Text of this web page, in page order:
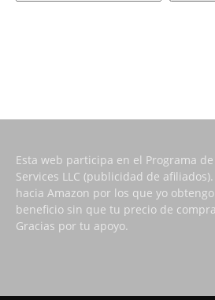
Esta web participa en el Programa
Services LLC (publicidad de
hacia Amazon por los que yo
beneficio sin que tu precio de
Gracias por tu apoyo.